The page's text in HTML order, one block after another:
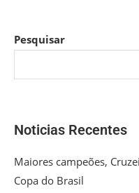
Pesquisar
Noticias Recentes
Maiores campeões,
Copa do Brasil